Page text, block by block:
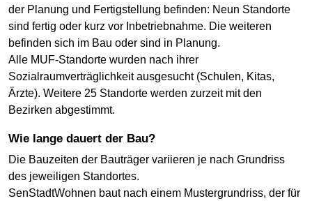
der Planung und Fertigstellung befinden: Neun Standorte
sind fertig oder kurz vor Inbetriebnahme. Die weiteren
befinden sich im Bau oder sind in Planung.
Alle MUF-Standorte wurden nach ihrer
Sozialraumverträglichkeit ausgesucht (Schulen, Kitas,
Ärzte). Weitere 25 Standorte werden zurzeit mit den
Bezirken abgestimmt.
Wie lange dauert der Bau?
Die Bauzeiten der Bauträger variieren je nach Grundriss
des jeweiligen Standortes.
SenStadtWohnen baut nach einem Mustergrundriss, der für